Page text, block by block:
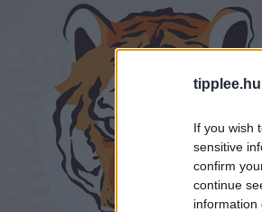
If you wish
sensitive
confirm
continue
information